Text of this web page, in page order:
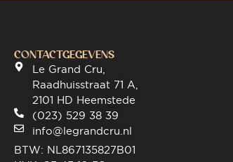
CONTACTGEGEVENS
Le Grand Cru,
Raadhuisstraat 71 A,
2101 HD Heemstede
(023) 529 38 39
info@legrandcru.nl
BTW: NL867135827B01